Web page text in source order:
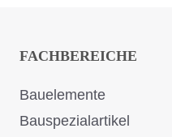
FACHBEREICHE
Bauelemente
Bauspezialartikel